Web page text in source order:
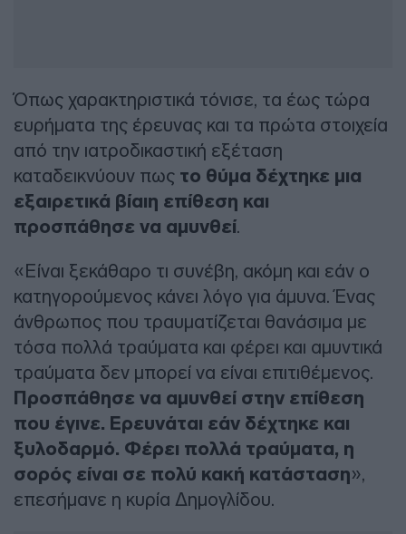
Όπως χαρακτηριστικά τόνισε, τα έως τώρα
ευρήματα της έρευνας και τα πρώτα στοιχεία
από την ιατροδικαστική εξέταση
καταδεικνύουν πως το θύμα δέχτηκε μια
εξαιρετικά βίαιη επίθεση και
προσπάθησε να αμυνθεί.
«Είναι ξεκάθαρο τι συνέβη, ακόμη και εάν ο
κατηγορούμενος κάνει λόγο για άμυνα. Ένας
άνθρωπος που τραυματίζεται θανάσιμα με
τόσα πολλά τραύματα και φέρει και αμυντικά
τραύματα δεν μπορεί να είναι επιτιθέμενος.
Προσπάθησε να αμυνθεί στην επίθεση
που έγινε. Ερευνάται εάν δέχτηκε και
ξυλοδαρμό. Φέρει πολλά τραύματα, η
σορός είναι σε πολύ κακή κατάσταση»,
επεσήμανε η κυρία Δημογλίδου.